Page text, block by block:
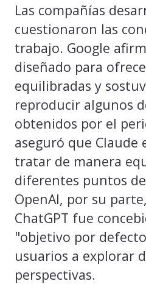
Las compañías
cuestionaron las
trabajo. Google
diseñado para
equilibradas y
reproducir algunos
obtenidos por el
aseguró que Claude
tratar de manera
diferentes puntos
OpenAI, por su
ChatGPT fue
"objetivo por
usuarios a explorar
perspectivas.